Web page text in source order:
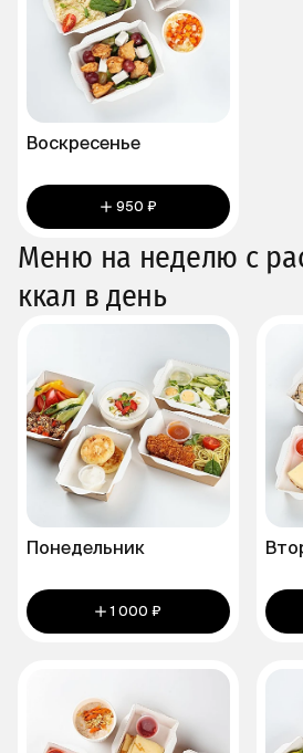
Воскресенье
950 ₽
Меню на неделю с
ккал в день
Понедельник
1 000 ₽